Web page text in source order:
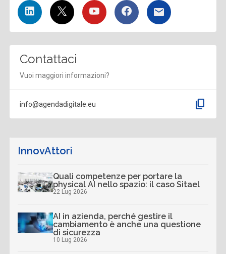
Contattaci
Vuoi maggiori informazioni?
info@agendadigitale.eu content_copy
InnovAttori
Quali competenze per portare la
physical AI nello spazio: il caso Sitael
22 Lug 2026
AI in azienda, perché gestire il
cambiamento è anche una questione
di sicurezza
10 Lug 2026